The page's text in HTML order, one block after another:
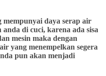
daya serap air
di cuci, karena ada sisa
mesin maka dengan
yang menempelkan segera
pun akan menjadi